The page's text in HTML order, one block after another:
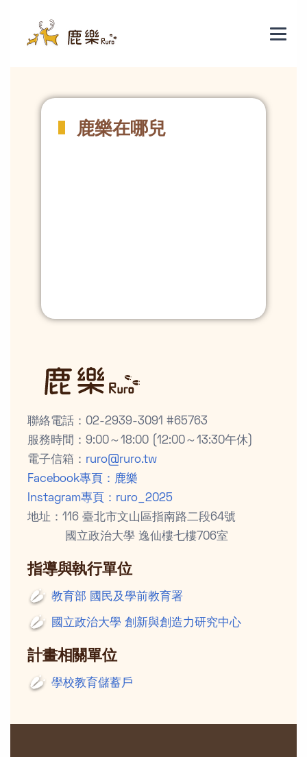
鹿樂在哪兒
聯絡電話：02-2939-3091 #65763
服務時間：9:00～18:00 (12:00～13:30午休)
電子信箱： ruro@ruro.tw
Facebook專頁：鹿樂
Instagram專頁：ruro_2025
地址：116 臺北市文山區指南路二段64號
國立政治大學 逸仙樓七樓706室
指導與執行單位
教育部 國民及學前教育署
國立政治大學 創新與創造力研究中心
計畫相關單位
學校教育儲蓄戶